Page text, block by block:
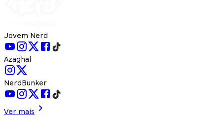
Jovem Nerd
Azaghal
NerdBunker
Ver mais